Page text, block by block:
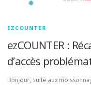
COM
EZCOUNTER
ezCOUNTER :
d’accès
Bonjour, Suite aux